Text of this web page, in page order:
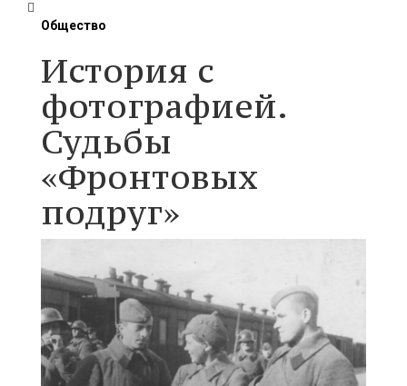
Общество
История с
фотографией.
Судьбы
«Фронтовых
подруг»